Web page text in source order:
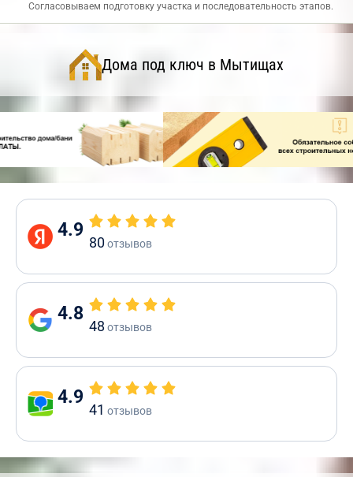
Согласовываем подготовку участка и последовательность этапов.
Дома под ключ в Мытищах
4.9
80отзывов
4.8
48 отзывов
4.9
41 отзывов